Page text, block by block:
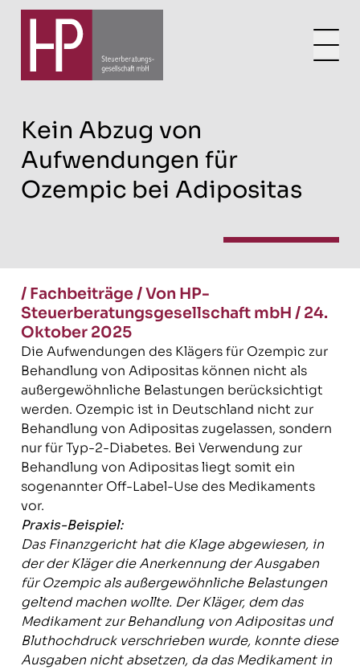
Kein Abzug von
Aufwendungen für
Ozempic bei Adipositas
/ Fachbeiträge/Von HP-
Steuerberatungsgesellschaft mbH / 24.
Oktober 2025
Die Aufwendungen des Klägers für Ozempic zur
Behandlung von Adipositas können nicht als
außergewöhnliche Belastungen berücksichtigt
werden. Ozempic ist in Deutschland nicht zur
Behandlung von Adipositas zugelassen, sondern
nur für Typ-2-Diabetes. Bei Verwendung zur
Behandlung von Adipositas liegt somit ein
sogenannter Off-Label-Use des Medikaments
vor.
Praxis-Beispiel:
Das Finanzgericht hat die Klage abgewiesen, in
der der Kläger die Anerkennung der Ausgaben
für Ozempic als außergewöhnliche Belastungen
geltend machen wollte. Der Kläger, dem das
Medikament zur Behandlung von Adipositas und
Bluthochdruck verschrieben wurde, konnte diese
Ausgaben nicht absetzen, da das Medikament in